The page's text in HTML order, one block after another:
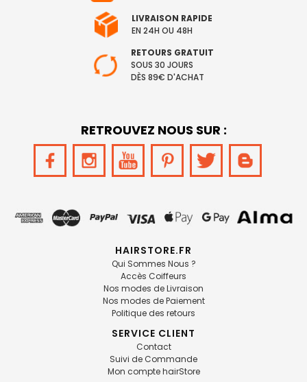
LIVRAISON RAPIDE
EN 24H OU 48H
RETOURS GRATUIT
SOUS 30 JOURS
DÈS 89€ D'ACHAT
RETROUVEZ NOUS SUR :
HAIRSTORE.FR
Qui Sommes Nous ?
Accès Coiffeurs
Nos modes de Livraison
Nos modes de Paiement
Politique des retours
SERVICE CLIENT
Contact
Suivi de Commande
Mon compte hairStore